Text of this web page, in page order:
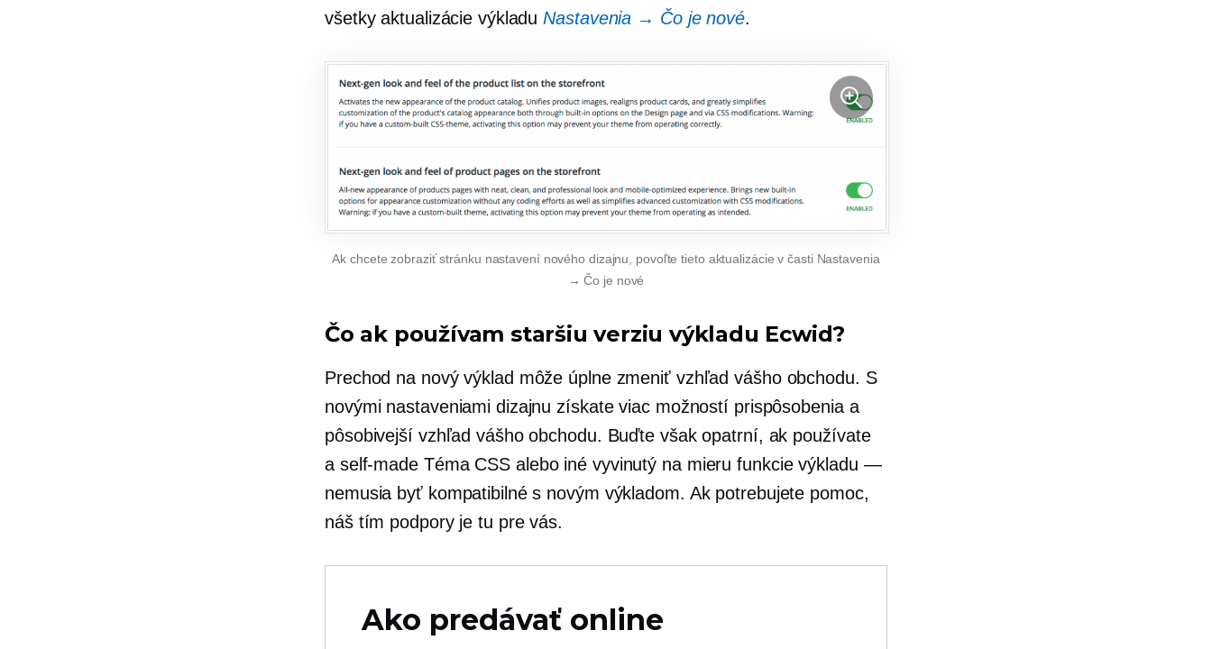
všetky aktualizácie výkladuNastavenia → Čo je nové.
Ak chcete zobraziť stránku nastavení nového dizajnu, povoľte tieto aktualizácie v časti Nastavenia
→ Čo je nové
Čo ak používam staršiu verziu výkladu Ecwid?
Prechod na nový výklad môže úplne zmeniť vzhľad vášho obchodu. S
novými nastaveniami dizajnu získate viac možností prispôsobenia a
pôsobivejší vzhľad vášho obchodu. Buďte však opatrní, ak používate
a self-madeTéma CSS alebo iné vyvinutý na mieru funkcie výkladu —
nemusia byť kompatibilné s novým výkladom. Ak potrebujete pomoc,
náš tím podpory je tu pre vás.
Ako predávať online